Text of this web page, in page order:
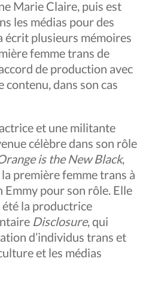
Marie Claire, puis est
les médias pour des
écrit plusieurs mémoires
femme trans de
de production avec
contenu, dans son cas
et une militante
célèbre dans son rôle
is the New Black,
première femme trans à
pour son rôle. Elle
été la productrice
Disclosure, qui
d’individus trans et
et les médias